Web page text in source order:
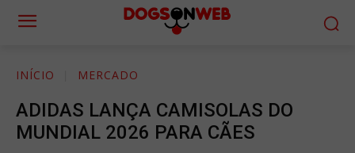
INÍCIO MERCADO
ADIDAS LANÇA CAMISOLAS DO
MUNDIAL 2026 PARA CÃES